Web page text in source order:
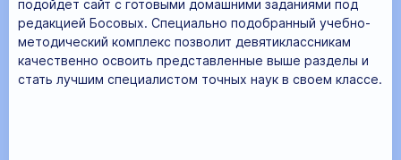
подойдёт сайт с готовыми домашними заданиями под
редакцией Босовых. Специально подобранный учебно-
методический комплекс позволит девятиклассникам
качественно освоить представленные выше разделы и
стать лучшим специалистом точных наук в своем классе.